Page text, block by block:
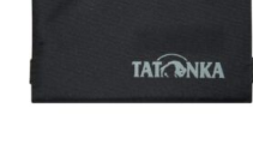
לבחור
האפשרויות
בעמוד